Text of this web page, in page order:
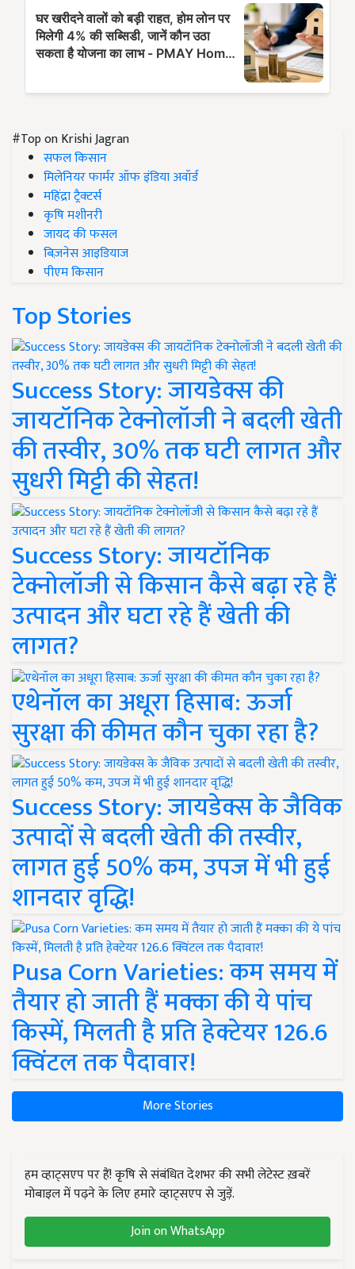
#Top on Krishi Jagran
सफल किसान
मिलेनियर फार्मर ऑफ इंडिया अवॉर्ड
महिंद्रा ट्रैक्टर्स
कृषि मशीनरी
जायद की फसल
बिज़नेस आइडियाज
पीएम किसान
Top Stories
Success Story: जायडेक्स की
जायटॉनिक टेक्नोलॉजी ने बदली खेती
की तस्वीर, 30% तक घटी लागत और
सुधरी मिट्टी की सेहत!
Success Story: जायटॉनिक
टेक्नोलॉजी से किसान कैसे बढ़ा रहे हैं
उत्पादन और घटा रहे हैं खेती की
लागत?
एथेनॉल का अधूरा हिसाब: ऊर्जा
सुरक्षा की कीमत कौन चुका रहा है?
Success Story: जायडेक्स के जैविक
उत्पादों से बदली खेती की तस्वीर,
लागत हुई 50% कम, उपज में भी हुई
शानदार वृद्धि!
Pusa Corn Varieties: कम समय में
तैयार हो जाती हैं मक्का की ये पांच
किस्में, मिलती है प्रति हेक्टेयर 126.6
क्विंटल तक पैदावार!
More Stories
हम व्हाट्सएप पर हैं! कृषि से संबंधित देशभर की सभी लेटेस्ट ख़बरें
मोबाइल में पढ़ने के लिए हमारे व्हाट्सएप से जुड़ें.
Join on WhatsApp